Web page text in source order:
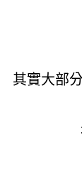
其實大部